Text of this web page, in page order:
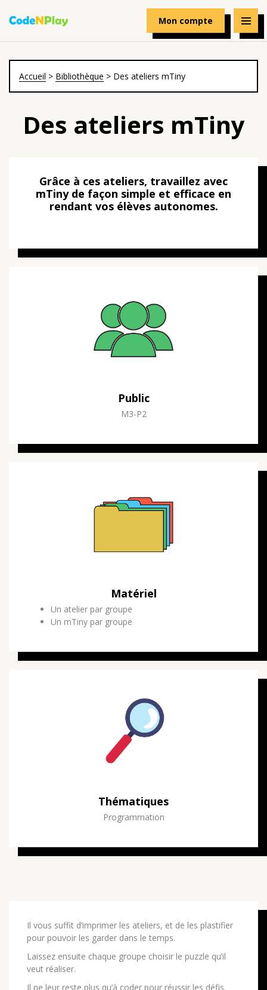
Mon compte
Accueil > Bibliothèque > Des ateliers mTiny
Des ateliers mTiny
Grâce à ces ateliers, travaillez avec
mTiny de façon simple et efficace en
rendant vos élèves autonomes.
Public
M3-P2
Matériel
Un atelier par groupe
Un mTiny par groupe
Thématiques
Programmation
Il vous suffit d’imprimer les ateliers, et de les plastifier
pour pouvoir les garder dans le temps.
Laissez ensuite chaque groupe choisir le puzzle qu’il
veut réaliser.
Il ne leur reste plus qu’à coder pour réussir les défis.